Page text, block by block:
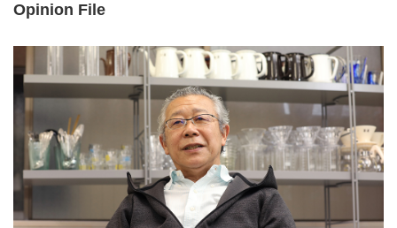
Opinion File